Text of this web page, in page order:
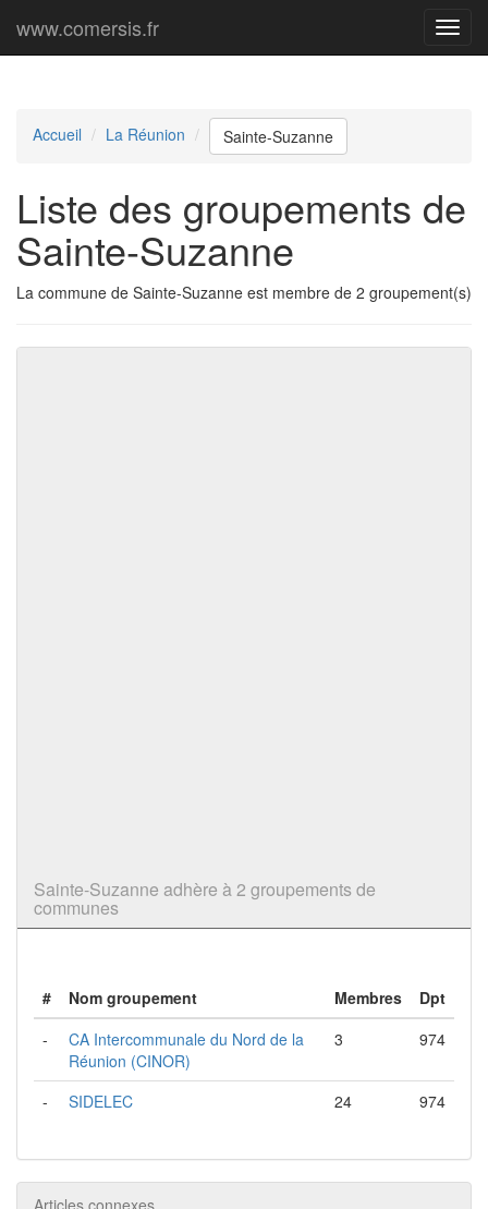
Menu
www.comersis.fr
Accueil La Réunion Sainte-Suzanne
Liste des groupements de
Sainte-Suzanne
La commune de Sainte-Suzanne est membre de 2 groupement(s)
Sainte-Suzanne adhère à 2 groupements de
communes
# Nom groupement Membres
Dpt
-
CA Intercommunale du Nord de la
Réunion (CINOR)
3 974
- SIDELEC 24 974
Articles connexes